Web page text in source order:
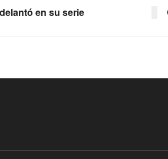
en su serie